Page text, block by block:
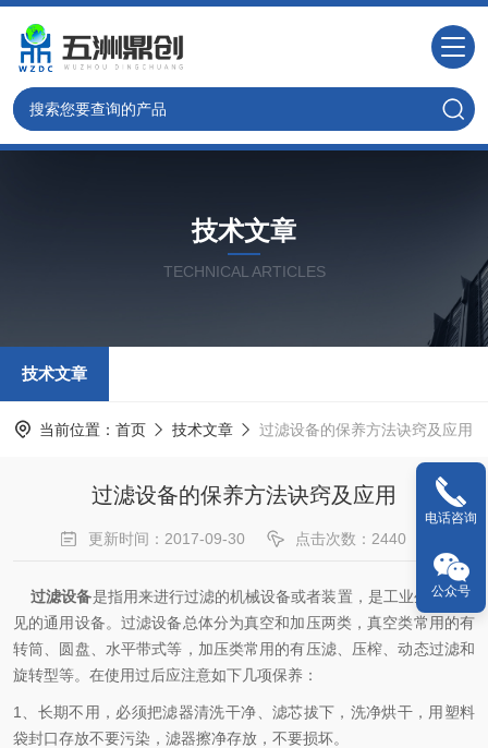
技术文章
TECHNICAL ARTICLES
技术文章
当前位置： 首页 技术文章 过滤设备的保养方法诀窍及应用
过滤设备的保养方法诀窍及应用
更新时间：2017-09-30 点击次数：2440
过滤设备是指用来进行过滤的机械设备或者装置，是工业生产中常
见的通用设备。过滤设备总体分为真空和加压两类，真空类常用的有
转筒、圆盘、水平带式等，加压类常用的有压滤、压榨、动态过滤和
旋转型等。在使用过后应注意如下几项保养：
1、长期不用，必须把滤器清洗干净、滤芯拔下，洗净烘干，用塑料
袋封口存放不要污染，滤器擦净存放，不要损坏。
电话咨询
公众号